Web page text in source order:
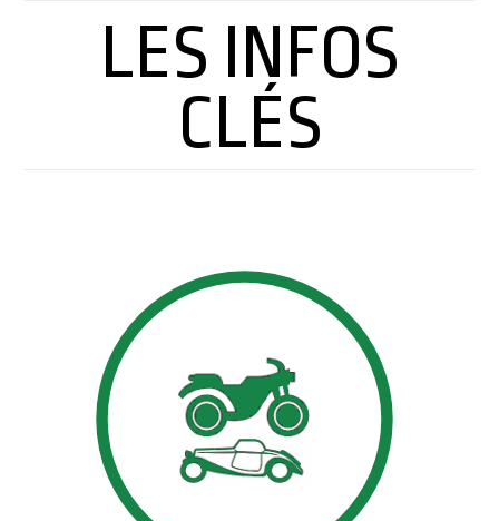
LES INFOS
CLÉS